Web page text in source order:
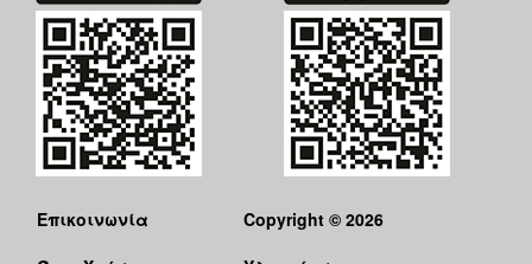
Επικοινωνία
Copyright © 2026